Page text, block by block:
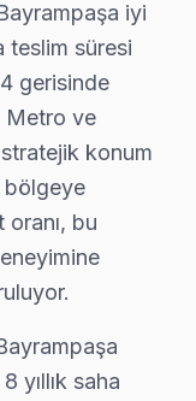
Servis
zamanla
sıra bazı eski
iyi
teslim süresi
gerisinde
Metro ve
konum
bölgeye
oranı, bu
yıllık saha